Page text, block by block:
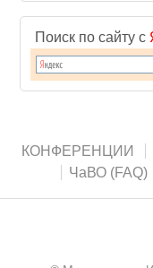
Поиск по сайту с
КОНФЕРЕНЦИИ
ЧаВО (FAQ)